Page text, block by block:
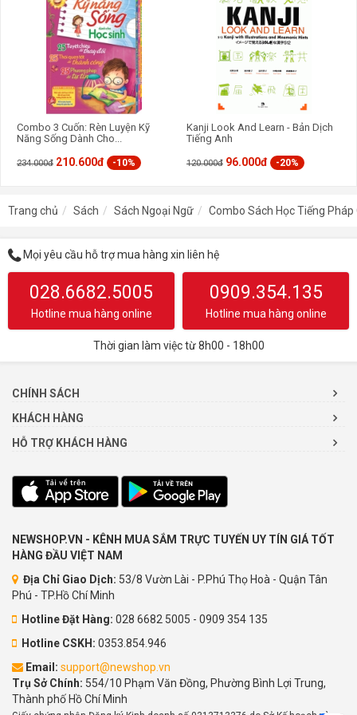
Combo 3 Cuốn: Rèn Luyện Kỹ
Năng Sống Dành Cho...
234.000đ 210.600đ -10%
Kanji Look And Learn - Bản Dịch
Tiếng Anh
120.000đ 96.000đ -20%
Trang chủ Sách Sách Ngoại Ngữ Combo Sách Học Tiếng
Mọi yêu cầu hỗ trợ mua hàng xin liên hệ
028.6682.5005
Hotline mua hàng online
0909.354.135
Hotline mua hàng online
Thời gian làm việc từ 8h00 - 18h00
CHÍNH SÁCH
KHÁCH HÀNG
HỖ TRỢ KHÁCH HÀNG
NEWSHOP.VN - KÊNH MUA SẮM TRỰC TUYẾN UY TÍN GIÁ TỐT
HÀNG ĐẦU VIỆT NAM
Địa Chỉ Giao Dịch: 53/8 Vườn Lài - P.Phú Thọ Hoà - Quận Tân
Phú - TP.Hồ Chí Minh
Hotline Đặt Hàng: 028 6682 5005 - 0909 354 135
Hotline CSKH: 0353.854.946
Email: support@newshop.vn
Trụ Sở Chính: 554/10 Phạm Văn Đồng, Phường Bình Lợi Trung,
Thành phố Hồ Chí Minh